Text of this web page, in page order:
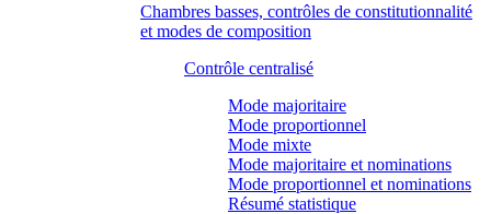
Chambres basses, contrôles de constitutionnalité
et modes de composition
Contrôle centralisé
Mode majoritaire
Mode proportionnel
Mode mixte
Mode majoritaire et nominations
Mode proportionnel et nominations
Résumé statistique